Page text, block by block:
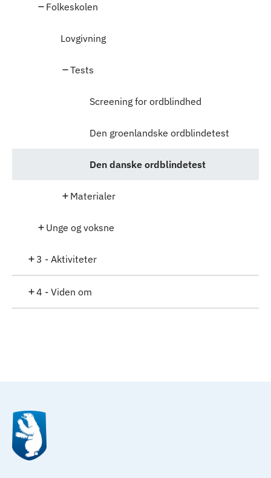
Folkeskolen
Lovgivning
Tests
Screening for ordblindhed
Den groenlandske ordblindetest
Den danske ordblindetest
Materialer
Unge og voksne
3 - Aktiviteter
4 - Viden om